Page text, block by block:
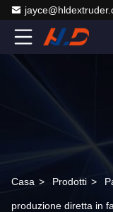
Casa > Prodotti >
produzione diretta in